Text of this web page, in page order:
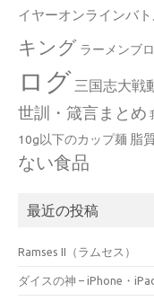
イヤーオンラインバ
キング ラーメンブ
ログ 三国志大戦
世訓・箴言まとめ
10g以下のカップ麺 脂
ない食品
最近の投稿
Ramses II（ラムセス）
ダイスの神 – iPhone・